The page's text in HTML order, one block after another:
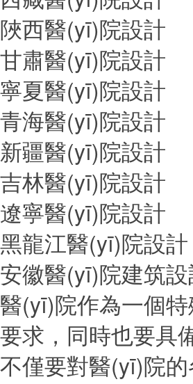
陜西醫(yī)院設計
甘肅醫(yī)院設計
寧夏醫(yī)院設計
青海醫(yī)院設計
新疆醫(yī)院設計
吉林醫(yī)院設計
遼寧醫(yī)院設計
黑龍江醫(yī)院設計
安徽醫(yī)院建筑
醫(yī)院作為一個特
要求，同時也
不僅要對醫(yī)院